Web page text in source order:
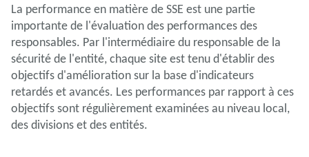
La performance en matière de SSE est une partie
importante de l'évaluation des performances des
responsables. Par l'intermédiaire du responsable de la
sécurité de l'entité, chaque site est tenu d'établir des
objectifs d'amélioration sur la base d'indicateurs
retardés et avancés. Les performances par rapport à ces
objectifs sont régulièrement examinées au niveau local,
des divisions et des entités.